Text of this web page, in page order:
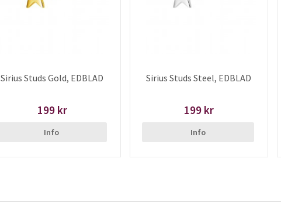
Sirius Studs Gold, EDBLAD
199 kr
Info
Sirius Studs Steel, EDBLAD
199 kr
Info